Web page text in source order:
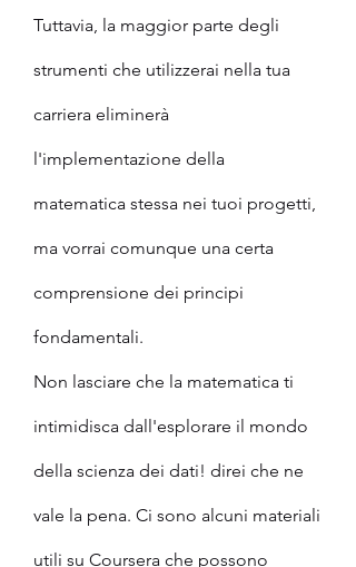
Tuttavia, la maggior parte degli
strumenti che utilizzerai nella tua
carriera eliminerà
l'implementazione della
matematica stessa nei tuoi progetti,
ma vorrai comunque una certa
comprensione dei principi
fondamentali.
Non lasciare che la matematica ti
intimidisca dall'esplorare il mondo
della scienza dei dati! direi che ne
vale la pena. Ci sono alcuni materiali
utili su Coursera che possono